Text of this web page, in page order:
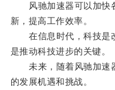
风驰加速器可以加快各
新，提高工作效率。
在信息时代，科技是改
是推动科技进步的关键。
未来，随着风驰加速
的发展机遇和挑战。